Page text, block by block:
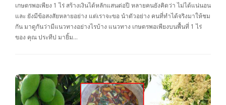
เกษตรพอเพียง 1 ไร่ สร้างเงินได้หลักแสนต่อปี หลายคนยังคิดว่า ไม่ได้แน่นอน
และ ยังมีข้อสงสัยหลายอย่าง แต่เราจะขอ นำตัวอย่าง คนที่ทำได้จริงมาให้ชม
กัน มาดูกันว่ามีแนวทางอย่างไรบ้าง แนวทาง เกษตรพอเพียงบนพื้นที่ 1 ไร่
ของ คุณ ประทีป มายิ้ม…